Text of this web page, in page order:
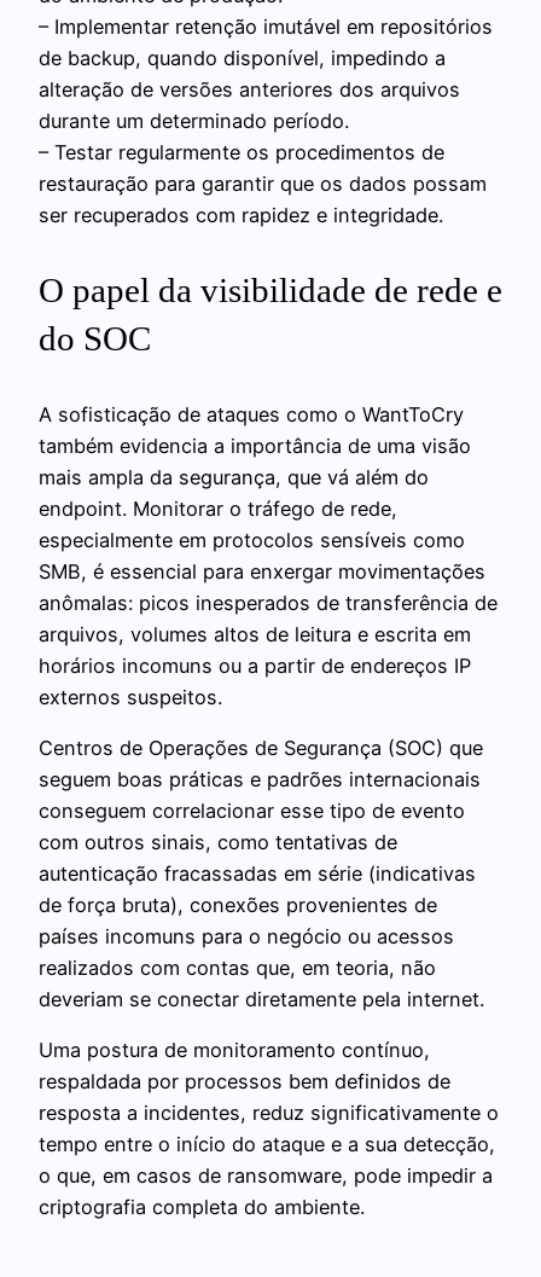
– Implementar retenção imutável em repositórios
de backup, quando disponível, impedindo a
alteração de versões anteriores dos arquivos
durante um determinado período.
– Testar regularmente os procedimentos de
restauração para garantir que os dados possam
ser recuperados com rapidez e integridade.
O papel da visibilidade de rede e
do SOC
A sofisticação de ataques como o WantToCry
também evidencia a importância de uma visão
mais ampla da segurança, que vá além do
endpoint. Monitorar o tráfego de rede,
especialmente em protocolos sensíveis como
SMB, é essencial para enxergar movimentações
anômalas: picos inesperados de transferência de
arquivos, volumes altos de leitura e escrita em
horários incomuns ou a partir de endereços IP
externos suspeitos.
Centros de Operações de Segurança (SOC) que
seguem boas práticas e padrões internacionais
conseguem correlacionar esse tipo de evento
com outros sinais, como tentativas de
autenticação fracassadas em série (indicativas
de força bruta), conexões provenientes de
países incomuns para o negócio ou acessos
realizados com contas que, em teoria, não
deveriam se conectar diretamente pela internet.
Uma postura de monitoramento contínuo,
respaldada por processos bem definidos de
resposta a incidentes, reduz significativamente o
tempo entre o início do ataque e a sua detecção,
o que, em casos de ransomware, pode impedir a
criptografia completa do ambiente.